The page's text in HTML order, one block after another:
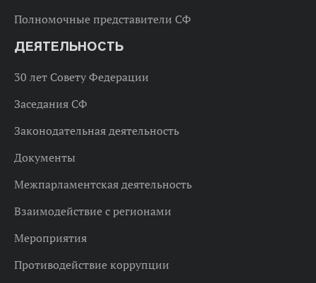
Полномочные представители СФ
ДЕЯТЕЛЬНОСТЬ
30 лет Совету Федерации
Заседания СФ
Законодательная деятельность
Документы
Межпарламентская деятельность
Взаимодействие с регионами
Мероприятия
Противодействие коррупции